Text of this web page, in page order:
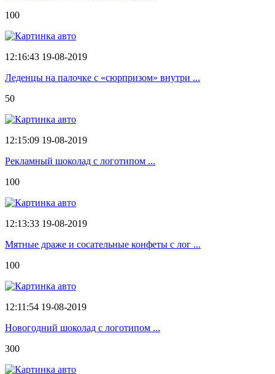
100
12:16:43 19-08-2019
Леденцы на палочке с «сюрпризом» внутри ...
50
12:15:09 19-08-2019
Рекламный шоколад с логотипом ...
100
12:13:33 19-08-2019
Мятные драже и сосательные конфеты с лог ...
100
12:11:54 19-08-2019
Новогодний шоколад с логотипом ...
300